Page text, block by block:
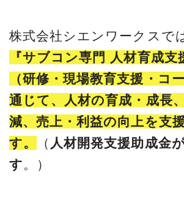
株式会社シエンワークスで
『サブコン専門 人材育成支
（研修・現場教育支援・コ
通じて、人材の育成・成長
減、売上・利益の向上を支
す。
（ 人材開発支援助成金
す。）